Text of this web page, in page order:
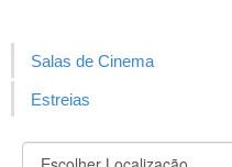
Salas de Cinema
Estreias